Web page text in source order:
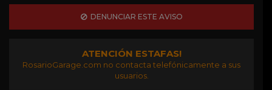
DENUNCIAR ESTE AVISO
ATENCIÓN ESTAFAS!
RosarioGarage.com no contacta telefónicamente a sus
usuarios.